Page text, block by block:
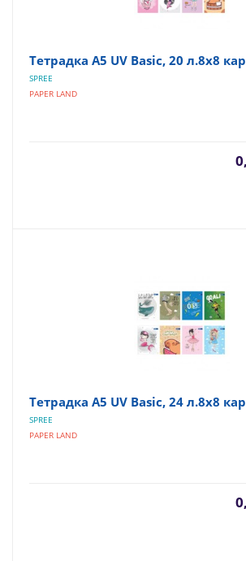
Тетрадка A5 UV Basic, 20 л.8х8
SPREE
PAPER LAND
Тетрадка A5 UV Basic, 24 л.8х8
SPREE
PAPER LAND